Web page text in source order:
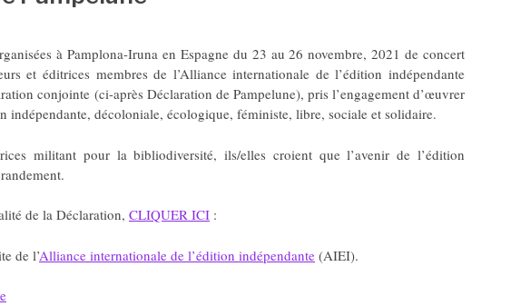
à Pamplona-Iruna en Espagne du 23 au 26 novembre, 2021 de concert
et éditrices membres de l’Alliance internationale de l’édition indépendante
conjointe (ci-après Déclaration de Pampelune), pris l’engagement d’œuvrer
indépendante, décoloniale, écologique, féministe, libre, sociale et solidaire.
militant pour la bibliodiversité, ils/elles croient que l’avenir de l’édition
de la Déclaration, CLIQUER ICI :
de l’Alliance internationale de l’édition indépendante (AIEI).